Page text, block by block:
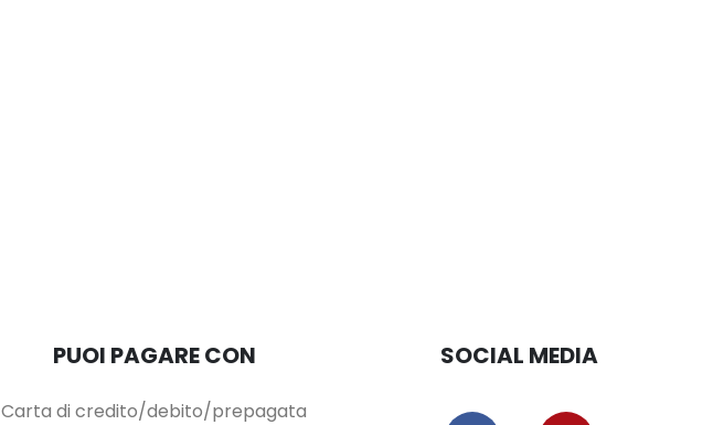
PUOI PAGARE CON
Carta di credito/debito/prepagata
SOCIAL MEDIA